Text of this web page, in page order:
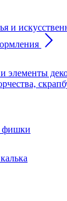
и
элементы
фишки